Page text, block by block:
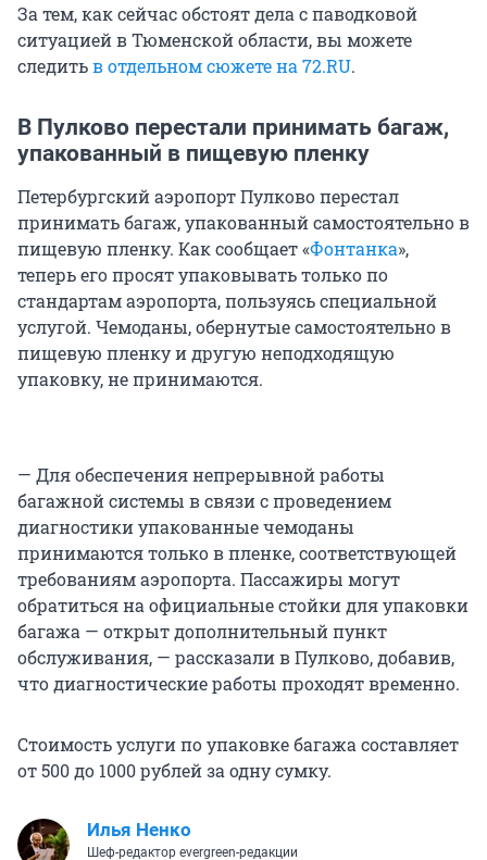
За тем, как сейчас обстоят дела с паводковой
ситуацией в Тюменской области, вы можете
следитьв отдельном сюжете на 72.RU.
В Пулково перестали принимать багаж,
упакованный в пищевую пленку
Петербургский аэропорт Пулково перестал
принимать багаж, упакованный самостоятельно в
пищевую пленку. Как сообщает «Фонтанка»,
теперь его просят упаковывать только по
стандартам аэропорта, пользуясь специальной
услугой. Чемоданы, обернутые самостоятельно в
пищевую пленку и другую неподходящую
упаковку, не принимаются.
— Для обеспечения непрерывной работы
багажной системы в связи с проведением
диагностики упакованные чемоданы
принимаются только в пленке, соответствующей
требованиям аэропорта. Пассажиры могут
обратиться на официальные стойки для упаковки
багажа — открыт дополнительный пункт
обслуживания, — рассказали в Пулково, добавив,
что диагностические работы проходят временно.
Стоимость услуги по упаковке багажа составляет
от 500 до 1000 рублей за одну сумку.
Илья Ненко
Шеф-редактор evergreen-редакции